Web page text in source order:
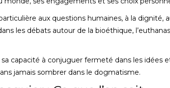
aux questions humaines, à la dignité,
les débats autour de la bioéthique,
capacité à conjuguer fermeté dans les idées
jamais sombrer dans le dogmatisme.